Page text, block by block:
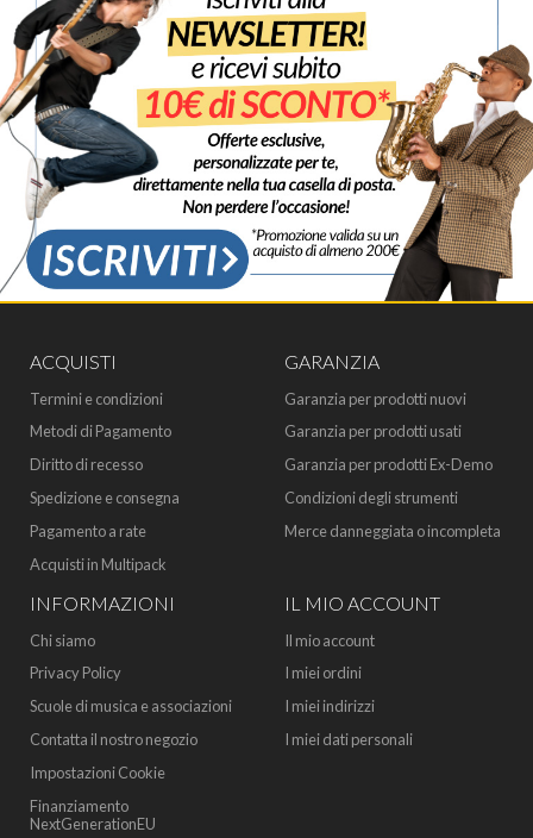
ACQUISTI
Termini e condizioni
Metodi di Pagamento
Diritto di recesso
Spedizione e consegna
Pagamento a rate
Acquisti in Multipack
GARANZIA
Garanzia per prodotti nuovi
Garanzia per prodotti usati
Garanzia per prodotti Ex-Demo
Condizioni degli strumenti
Merce danneggiata o incompleta
INFORMAZIONI
Chi siamo
Privacy Policy
Scuole di musica e associazioni
Contatta il nostro negozio
Impostazioni Cookie
Finanziamento
NextGenerationEU
IL MIO ACCOUNT
Il mio account
I miei ordini
I miei indirizzi
I miei dati personali